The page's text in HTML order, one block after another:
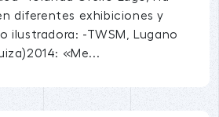
diferentes exhibiciones y
ilustradora: -TWSM, Lugano
«Me...